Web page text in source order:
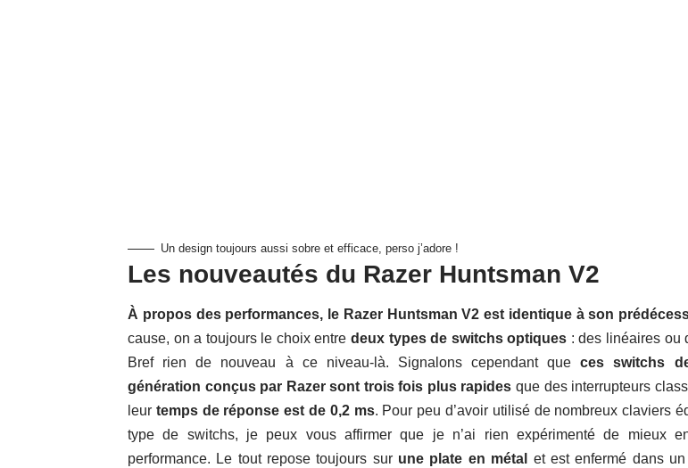
Un design toujours aussi sobre et efficace, perso j’adore !
Les nouveautés du Razer Huntsman V2
À propos des performances, le Razer Huntsman V2 est identique à son
cause, on a toujours le choix entre deux types de switchs optiques : des linéaires ou
Bref rien de nouveau à ce niveau-là. Signalons cependant queces switchs
génération conçus par Razer sont trois fois plus rapides que des interrupteurs
leur temps de réponse est de 0,2 ms. Pour peu d’avoir utilisé de nombreux claviers
type de switchs, je peux vous affirmer que je n’ai rien expérimenté de mieux
performance. Le tout repose toujours sur une plate en métal et est enfermé dans